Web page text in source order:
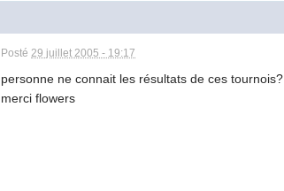
Posté29 juillet 2005 - 19:17
personne ne connait les résultats de ces tournois?
merci flowers